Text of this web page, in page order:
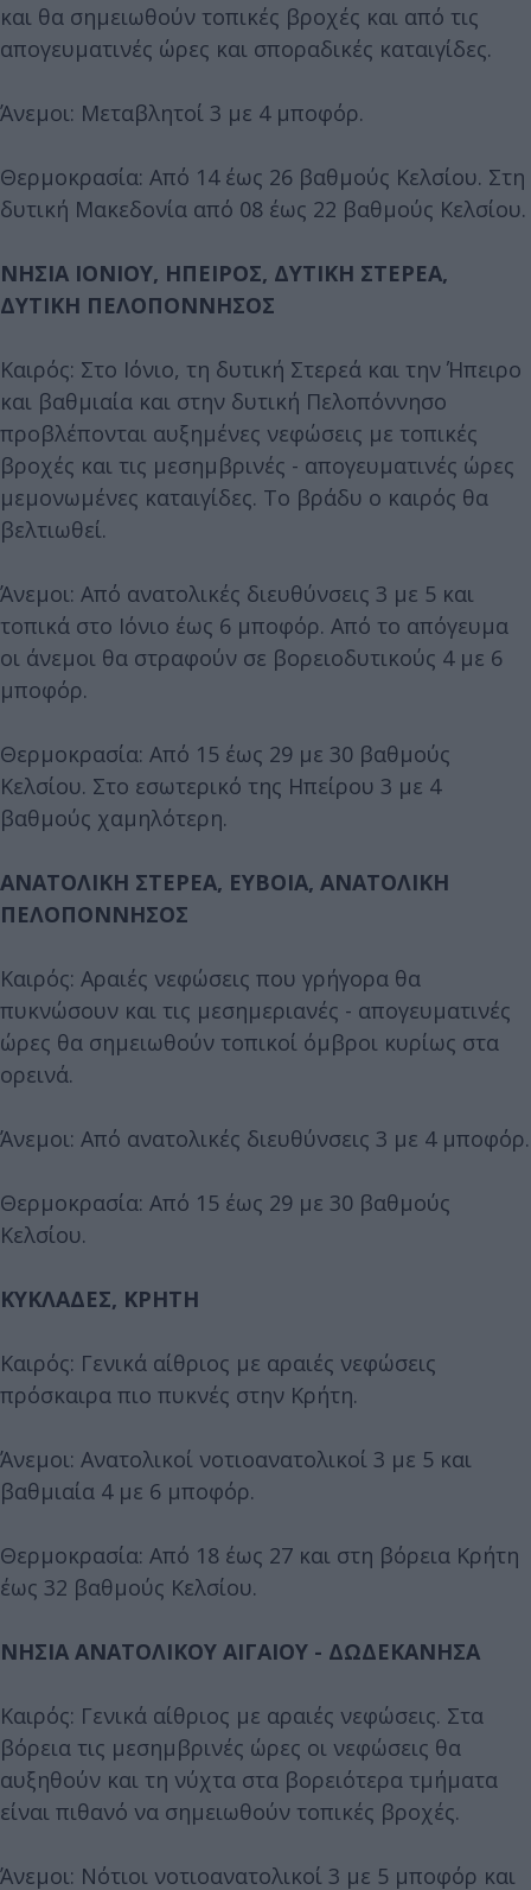
και θα σημειωθούν τοπικές βροχές και από τις
απογευματινές ώρες και σποραδικές καταιγίδες.
Άνεμοι: Μεταβλητοί 3 με 4 μποφόρ.
Θερμοκρασία: Από 14 έως 26 βαθμούς Κελσίου. Στη
δυτική Μακεδονία από 08 έως 22 βαθμούς Κελσίου.
ΝΗΣΙΑ ΙΟΝΙΟΥ, ΗΠΕΙΡΟΣ, ΔΥΤΙΚΗ ΣΤΕΡΕΑ,
ΔΥΤΙΚΗ ΠΕΛΟΠΟΝΝΗΣΟΣ
Καιρός: Στο Ιόνιο, τη δυτική Στερεά και την Ήπειρο
και βαθμιαία και στην δυτική Πελοπόννησο
προβλέπονται αυξημένες νεφώσεις με τοπικές
βροχές και τις μεσημβρινές - απογευματινές ώρες
μεμονωμένες καταιγίδες. Το βράδυ ο καιρός θα
βελτιωθεί.
Άνεμοι: Από ανατολικές διευθύνσεις 3 με 5 και
τοπικά στο Ιόνιο έως 6 μποφόρ. Από το απόγευμα
οι άνεμοι θα στραφούν σε βορειοδυτικούς 4 με 6
μποφόρ.
Θερμοκρασία: Από 15 έως 29 με 30 βαθμούς
Κελσίου. Στο εσωτερικό της Ηπείρου 3 με 4
βαθμούς χαμηλότερη.
ΑΝΑΤΟΛΙΚΗ ΣΤΕΡΕΑ, ΕΥΒΟΙΑ, ΑΝΑΤΟΛΙΚΗ
ΠΕΛΟΠΟΝΝΗΣΟΣ
Καιρός: Αραιές νεφώσεις που γρήγορα θα
πυκνώσουν και τις μεσημεριανές - απογευματινές
ώρες θα σημειωθούν τοπικοί όμβροι κυρίως στα
ορεινά.
Άνεμοι: Από ανατολικές διευθύνσεις 3 με 4 μποφόρ.
Θερμοκρασία: Από 15 έως 29 με 30 βαθμούς
Κελσίου.
ΚΥΚΛΑΔΕΣ, ΚΡΗΤΗ
Καιρός: Γενικά αίθριος με αραιές νεφώσεις
πρόσκαιρα πιο πυκνές στην Κρήτη.
Άνεμοι: Ανατολικοί νοτιοανατολικοί 3 με 5 και
βαθμιαία 4 με 6 μποφόρ.
Θερμοκρασία: Από 18 έως 27 και στη βόρεια Κρήτη
έως 32 βαθμούς Κελσίου.
ΝΗΣΙΑ ΑΝΑΤΟΛΙΚΟΥ ΑΙΓΑΙΟΥ - ΔΩΔΕΚΑΝΗΣΑ
Καιρός: Γενικά αίθριος με αραιές νεφώσεις. Στα
βόρεια τις μεσημβρινές ώρες οι νεφώσεις θα
αυξηθούν και τη νύχτα στα βορειότερα τμήματα
είναι πιθανό να σημειωθούν τοπικές βροχές.
Άνεμοι: Νότιοι νοτιοανατολικοί 3 με 5 μποφόρ και